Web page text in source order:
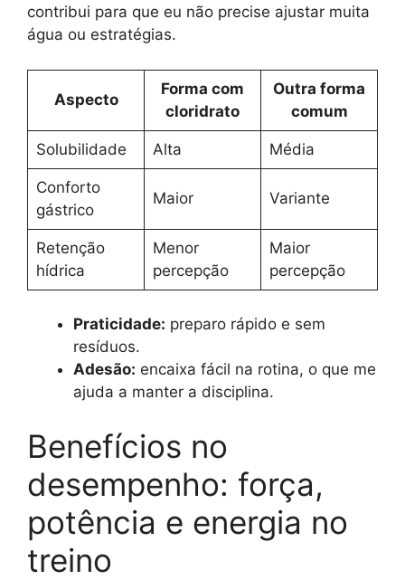
contribui para que eu não precise ajustar muita
água ou estratégias.
Aspecto
Forma com
cloridrato
Outra forma
comum
Solubilidade Alta Média
Conforto
gástrico
Maior Variante
Retenção
hídrica
Menor
percepção
Maior
percepção
Praticidade: preparo rápido e sem
resíduos.
Adesão: encaixa fácil na rotina, o que me
ajuda a manter a disciplina.
Benefícios no
desempenho: força,
potência e energia no
treino